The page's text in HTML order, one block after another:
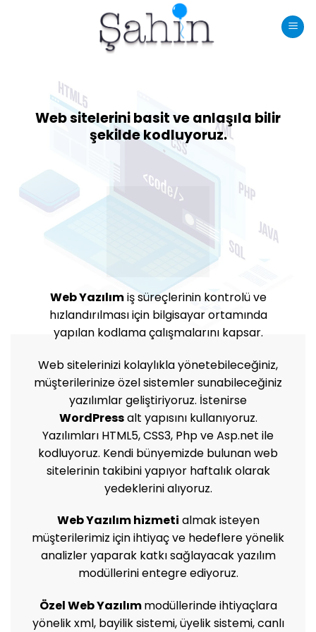
Web sitelerini basit ve anlaşıla bilir
şekilde kodluyoruz.
Web Yazılımiş süreçlerinin kontrolü ve
hızlandırılması için bilgisayar ortamında
yapılan kodlama çalışmalarını kapsar.
Web sitelerinizi kolaylıkla yönetebileceğiniz,
müşterilerinize özel sistemler sunabileceğiniz
yazılımlar geliştiriyoruz. İstenirse
WordPressalt yapısını kullanıyoruz.
Yazılımları HTML5, CSS3, Php ve Asp.net ile
kodluyoruz. Kendi bünyemizde bulunan web
sitelerinin takibini yapıyor haftalık olarak
yedeklerini alıyoruz.
Web Yazılım hizmeti almak isteyen
müşterilerimiz için ihtiyaç ve hedeflere yönelik
analizler yaparak katkı sağlayacak yazılım
modüllerini entegre ediyoruz.
Özel Web Yazılımmodüllerinde ihtiyaçlara
yönelik xml, bayilik sistemi, üyelik sistemi, canlı